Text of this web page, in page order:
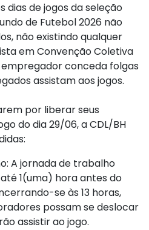
dias de jogos da seleção
de Futebol 2026 não
não existindo qualquer
em Convenção Coletiva
conceda folgas
assistam aos jogos.
por liberar seus
do dia 29/06, a CDL/BH
A jornada de trabalho
1(uma) hora antes do
se às 13 horas,
possam se deslocar
assistir ao jogo.